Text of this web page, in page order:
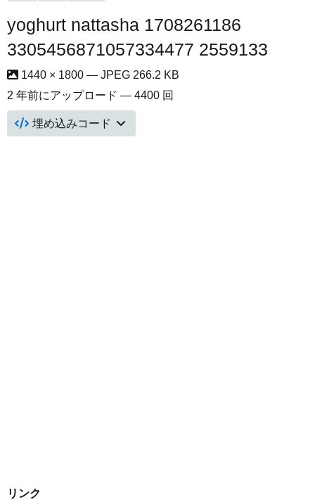
yoghurt nattasha 1708261186
3305456871057334477 2559133
1440 × 1800 — JPEG 266.2 KB
2 年前にアップロード — 4400 回
埋め込みコード
リンク